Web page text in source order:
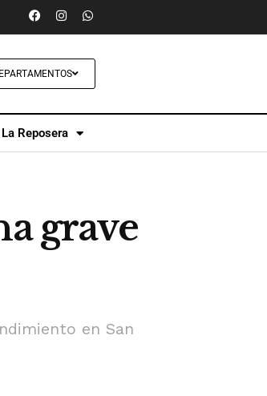
La Reposera
grave
en San